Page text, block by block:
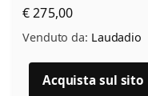
€ 275,00
Venduto da: Laudadio
Acquista sul sito